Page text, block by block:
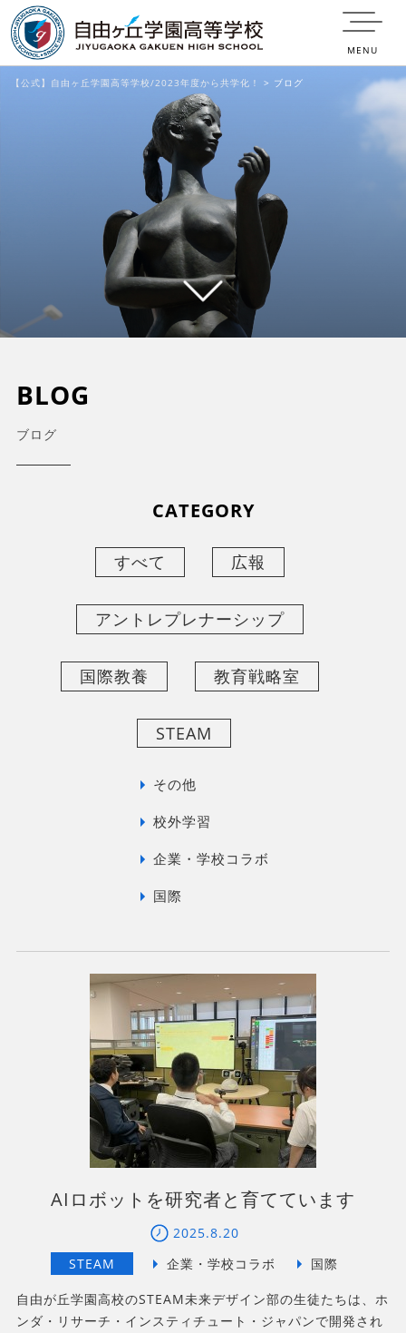
MENU
【公式】自由ヶ丘学園高等学校/2023年度から共学化！ > ブログ
BLOG
ブログ
AIロボットを研究者と育てています
2025.8.20
自由が丘学園高校のSTEAM未来デザイン部の生徒たちは、ホ
ンダ・リサーチ・インスティチュート・ジャパンで開発され
CATEGORY
すべて 広報
アントレプレナーシップ
国際教養 教育戦略室
STEAM
その他
校外学習
企業・学校コラボ
国際